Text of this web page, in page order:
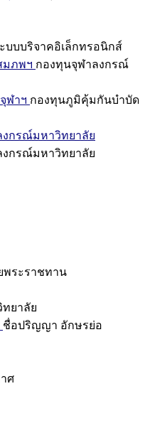
บบบริจาคอิเล็กทรอนิกส์
มภพฯ กองทุนจุฬาลงกรณ์
ฬาฯ กองทุนภูมิคุ้มกันบำบัด
งกรณ์มหาวิทยาลัย
งกรณ์มหาวิทยาลัย
พระราชทาน
ทยาลัย
ชื่อปริญญา อักษรย่อ
ศ